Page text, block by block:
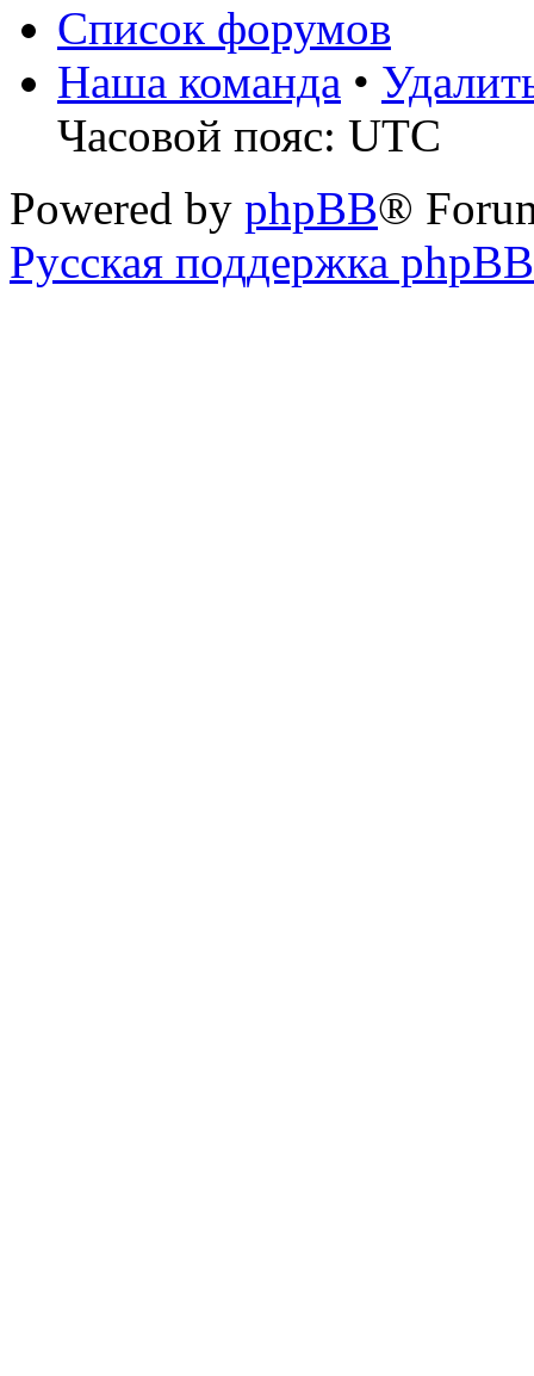
Список форумов
Наша команда •
Часовой пояс: UTC
Powered by phpBB®
Русская поддержка phpBB